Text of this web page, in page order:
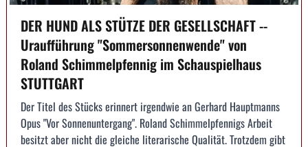
DER HUND ALS STÜTZE DER GESELLSCHAFT --
Uraufführung "Sommersonnenwende" von
Roland Schimmelpfennig im Schauspielhaus
STUTTGART
Der Titel des Stücks erinnert irgendwie an Gerhard Hauptmanns
Opus "Vor Sonnenuntergang". Roland Schimmelpfennigs Arbeit
besitzt aber nicht die gleiche literarische Qualität. Trotzdem gibt